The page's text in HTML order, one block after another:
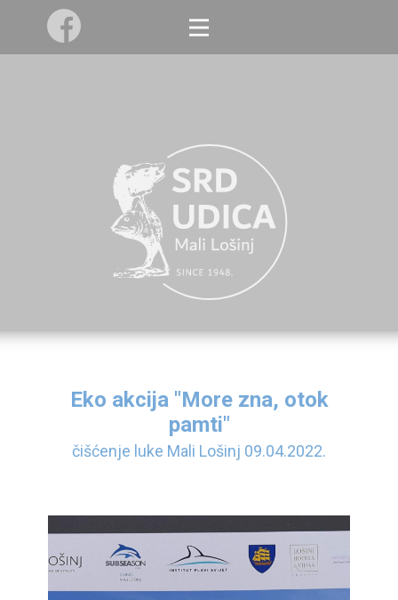
Eko akcija "More zna, otok
pamti"
čišćenje luke Mali Lošinj 09.04.2022.